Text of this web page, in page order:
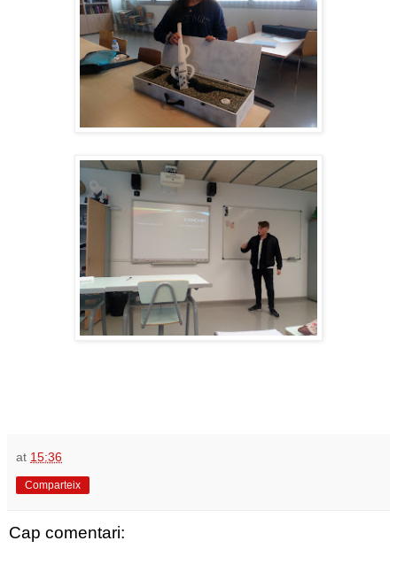
at 15:36
Comparteix
Cap comentari: